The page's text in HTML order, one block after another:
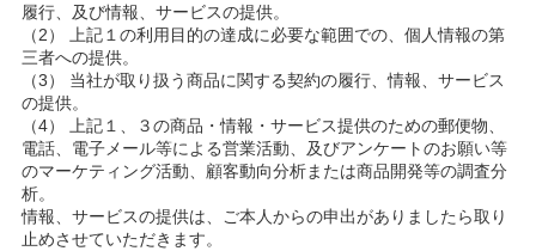
履行、及び情報、サービスの提供。
（2） 上記１の利用目的の達成に必要な範囲での、個人情報の第
三者への提供。
（3） 当社が取り扱う商品に関する契約の履行、情報、サービス
の提供。
（4） 上記１、３の商品・情報・サービス提供のための郵便物、
電話、電子メール等による営業活動、及びアンケートのお願い等
のマーケティング活動、顧客動向分析または商品開発等の調査分
析。
情報、サービスの提供は、ご本人からの申出がありましたら取り
止めさせていただきます。